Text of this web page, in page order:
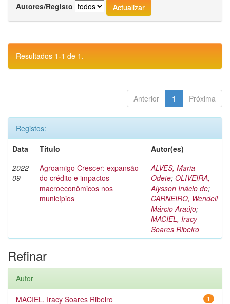
Autores/Registo
Resultados 1-1 de 1.
Anterior 1 Próxima
Registos:
Data
Título
Autor(es)
2022-
09
Agroamigo Crescer: expansão
do crédito e impactos
macroeconômicos nos
municípios
ALVES, Maria
Odete; OLIVEIRA,
Alysson Inácio de;
CARNEIRO, Wendell
Márcio Araújo;
MACIEL, Iracy
Soares Ribeiro
Refinar
Autor
1
MACIEL, Iracy Soares Ribeiro